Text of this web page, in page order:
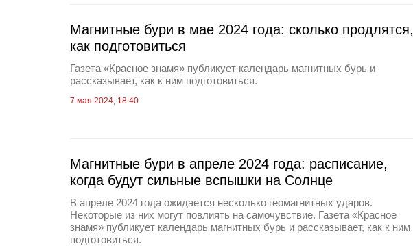
Магнитные бури в мае 2024 года: сколько продлятся,
как подготовиться
Газета «Красное знамя» публикует календарь магнитных бурь и
рассказывает, как к ним подготовиться.
7 мая 2024, 18:40
Магнитные бури в апреле 2024 года: расписание,
когда будут сильные вспышки на Солнце
В апреле 2024 года ожидается несколько геомагнитных ударов.
Некоторые из них могут повлиять на самочувствие. Газета «Красное
знамя» публикует календарь магнитных бурь и рассказывает, как к ним
подготовиться.